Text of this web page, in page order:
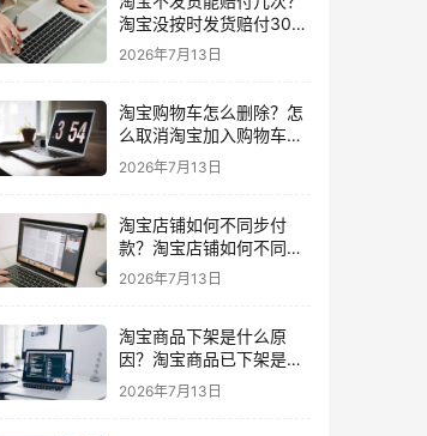
淘宝没按时发货赔付30%
还会发货吗要赔付几次
2026年7月13日
淘宝购物车怎么删除？怎
么取消淘宝加入购物车的
东西
2026年7月13日
淘宝店铺如何不同步付
款？淘宝店铺如何不同步
闲鱼
2026年7月13日
淘宝商品下架是什么原
因？淘宝商品已下架是什
么意思一般下架是为什么
2026年7月13日